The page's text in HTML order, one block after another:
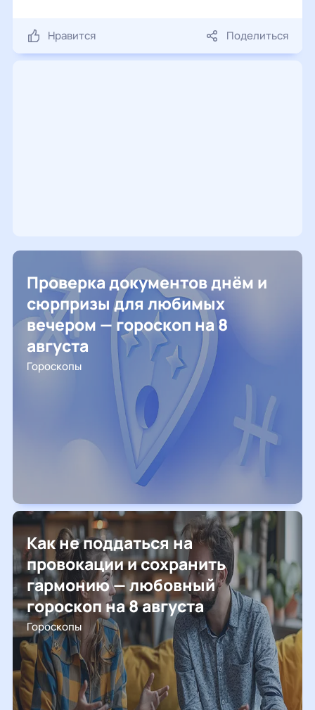
Нравится Поделиться
Проверка документов днём и
сюрпризы для любимых
вечером — гороскоп на 8
августа
Гороскопы
Как не поддаться на
провокации и сохранить
гармонию — любовный
гороскоп на 8 августа
Гороскопы